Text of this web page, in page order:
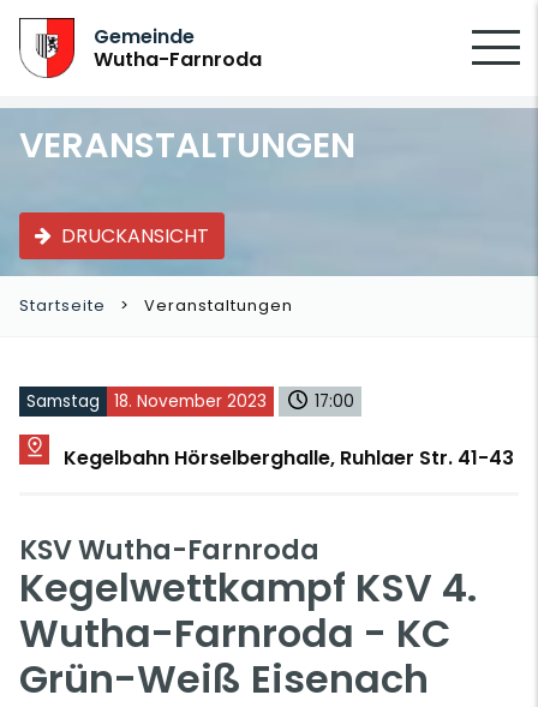
Gemeinde
Wutha-Farnroda
VERANSTALTUNGEN
DRUCKANSICHT
Startseite Veranstaltungen
Samstag 18. November 2023 17:00
Kegelbahn Hörselberghalle, Ruhlaer Str. 41-43
KSV Wutha-Farnroda
Kegelwettkampf KSV 4.
Wutha-Farnroda - KC
Grün-Weiß Eisenach